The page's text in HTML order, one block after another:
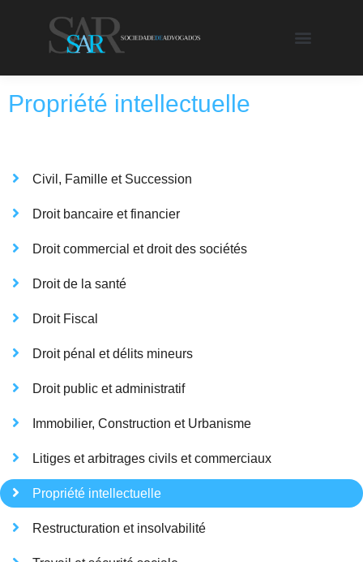
Propriété intellectuelle
Civil, Famille et Succession
Droit bancaire et financier
Droit commercial et droit des sociétés
Droit de la santé
Droit Fiscal
Droit pénal et délits mineurs
Droit public et administratif
Immobilier, Construction et Urbanisme
Litiges et arbitrages civils et commerciaux
Propriété intellectuelle
Restructuration et insolvabilité